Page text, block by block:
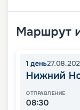
Маршрут
1 день
Нижний
ОТПРАВЛЕНИЕ
08:30